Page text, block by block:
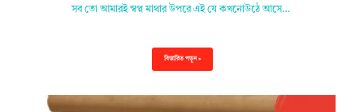
সব তো আমারই স্বপ্ন মাথার উপরে এই যে কখনোউঠে আসে…
বিস্তারিত পড়ুন »